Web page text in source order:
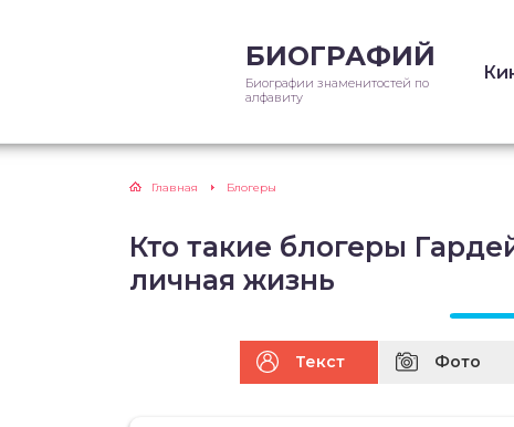
БИОГРАФИЙ
Биографии знаменитостей по
алфавиту
Главная Блогеры
Кто такие блогеры
личная жизнь
Текст Фото